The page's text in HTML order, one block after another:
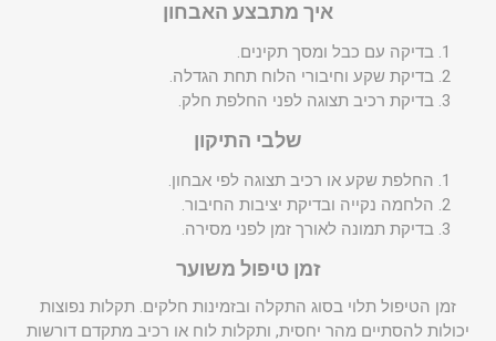
איך מתבצע האבחון
בדיקה עם כבל ומסך תקינים.
בדיקת שקע וחיבורי הלוח תחת הגדלה.
בדיקת רכיב תצוגה לפני החלפת חלק.
שלבי התיקון
החלפת שקע או רכיב תצוגה לפי אבחון.
הלחמה נקייה ובדיקת יציבות החיבור.
בדיקת תמונה לאורך זמן לפני מסירה.
זמן טיפול משוער
זמן הטיפול תלוי בסוג התקלה ובזמינות חלקים. תקלות נפוצות
יכולות להסתיים מהר יחסית, ותקלות לוח או רכיב מתקדם דורשות